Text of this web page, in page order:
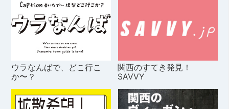
ウラなんばで、どこ行こ
か〜？
関西のすてき発見！
SAVVY